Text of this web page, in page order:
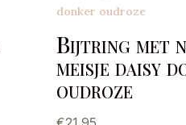
Bijtring met
meisje daisy
oudroze